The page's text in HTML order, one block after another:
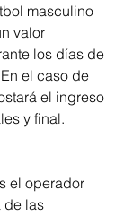
masculino
valor
los días de
el caso de
el ingreso
y final.
el operador
de las